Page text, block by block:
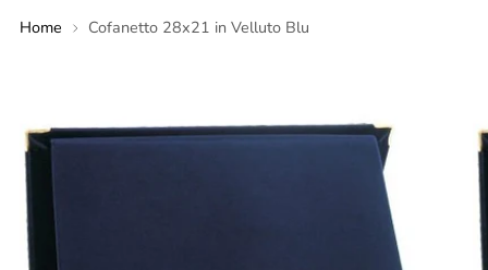
Home Cofanetto 28x21 in Velluto Blu